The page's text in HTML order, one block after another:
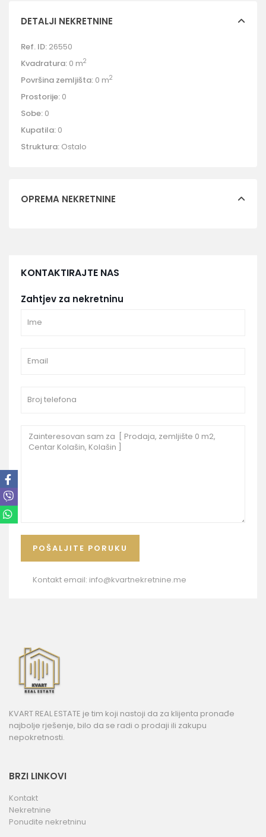
DETALJI NEKRETNINE
Ref. ID: 26550
Kvadratura: 0 m2
Površina zemljišta: 0 m2
Prostorije: 0
Sobe: 0
Kupatila: 0
Struktura: Ostalo
OPREMA NEKRETNINE
KONTAKTIRAJTE NAS
Zahtjev za nekretninu
Kontakt email: info@kvartnekretnine.me
KVART REAL ESTATE je tim koji nastoji da za klijenta pronađe
najbolje rješenje, bilo da se radi o prodaji ili zakupu
nepokretnosti.
BRZI LINKOVI
Kontakt
Nekretnine
Ponudite nekretninu